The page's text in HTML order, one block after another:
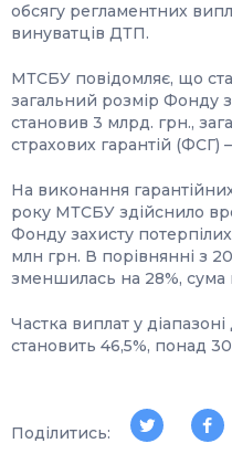
обсягу регламентних
винуватців ДТП.
МТСБУ повідомляє, що
загальний розмір Фонду
становив 3 млрд. грн.,
страхових гарантій (ФСГ)
На виконання
року МТСБУ здійснило
Фонду захисту
млн грн. В порівнянні з
зменшилась на 28%, сума
Частка виплат у
становить 46,5%, понад 30
Поділитись: